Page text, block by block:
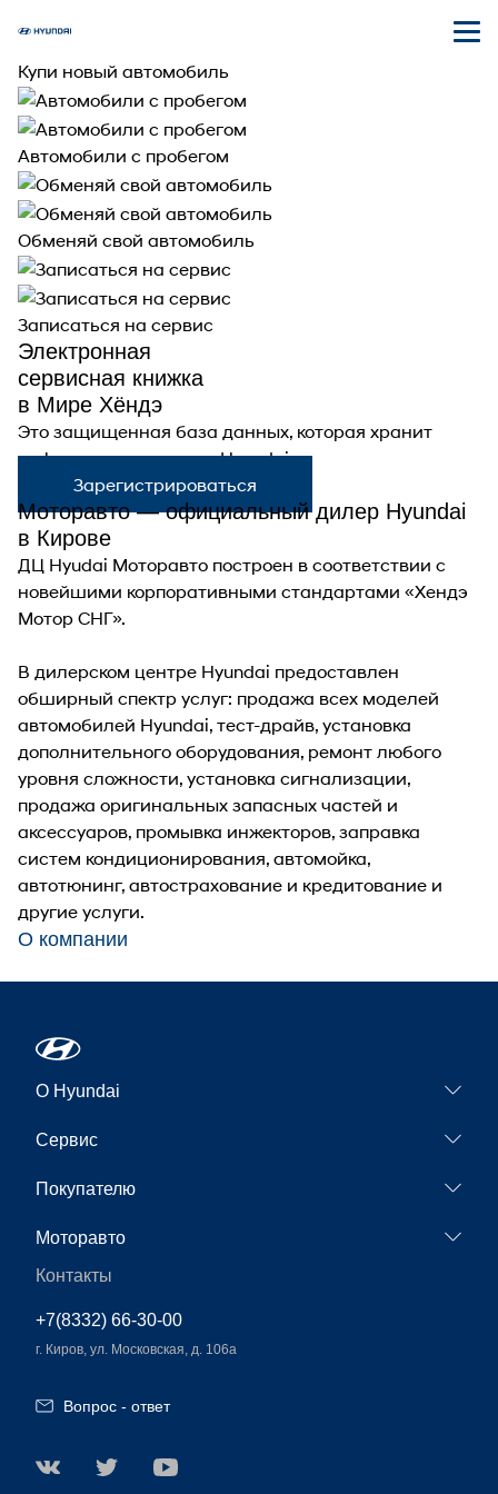
Купи новый автомобиль
Автомобили с пробегом
Обменяй свой автомобиль
Записаться на сервис
Электронная
сервисная книжка
в Мире Хёндэ
Это защищенная база данных, которая хранит
информацию о вашем Hyundai.
Зарегистрироваться
Моторавто — официальный дилер Hyundai
в Кирове
ДЦ Hyudai Моторавто построен в соответствии с
новейшими корпоративными стандартами «Хендэ
Мотор СНГ».
В дилерском центре Hyundai предоставлен
обширный спектр услуг: продажа всех моделей
автомобилей Hyundai, тест-драйв, установка
дополнительного оборудования, ремонт любого
уровня сложности, установка сигнализации,
продажа оригинальных запасных частей и
аксессуаров, промывка инжекторов, заправка
систем кондиционирования, автомойка,
автотюнинг, автострахование и кредитование и
другие услуги.
О компании
О Hyundai
Новости
Сервис
Сервисные акции
Обслуживание
Покупателю
Конфигуратор
Тест-драйв
Моторавто
Как нас найти
Авто в наличии
Контакты
+7(8332) 66-30-00
г. Киров, ул. Московская, д. 106а
Вопрос - ответ